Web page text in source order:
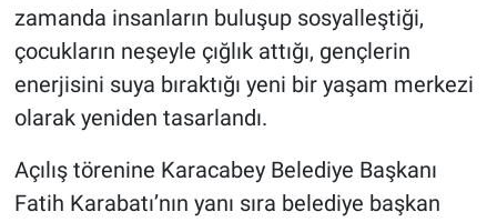
zamanda insanların buluşup sosyalleştiği,
çocukların neşeyle çığlık attığı, gençlerin
enerjisini suya bıraktığı yeni bir yaşam merkezi
olarak yeniden tasarlandı.
Açılış törenine Karacabey Belediye Başkanı
Fatih Karabatı’nın yanı sıra belediye başkan